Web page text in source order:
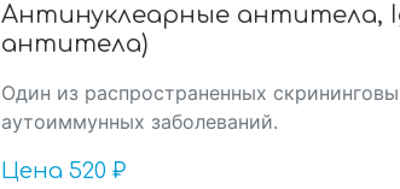
Антинуклеарные антитела,
антитела)
Один из распространенных
аутоиммунных заболеваний.
Цена 520 ₽